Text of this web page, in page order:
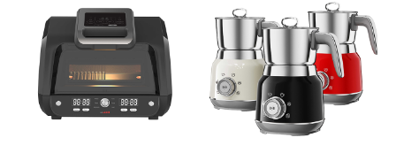
кухонный комбайн,
блендер, тепловизор